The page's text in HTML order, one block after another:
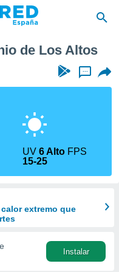
de Los Altos
...
UV6 Alto FPS
15-25
extremo que
Instalar